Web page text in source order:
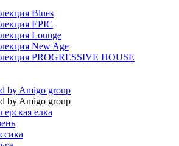
Blues
EPIC
Lounge
New Age
PROGRESSIVE HOUSE
by Amigo group
by Amigo group
елка